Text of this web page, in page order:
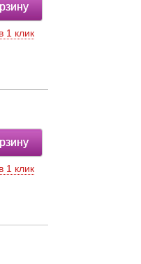
1 клик
1 клик